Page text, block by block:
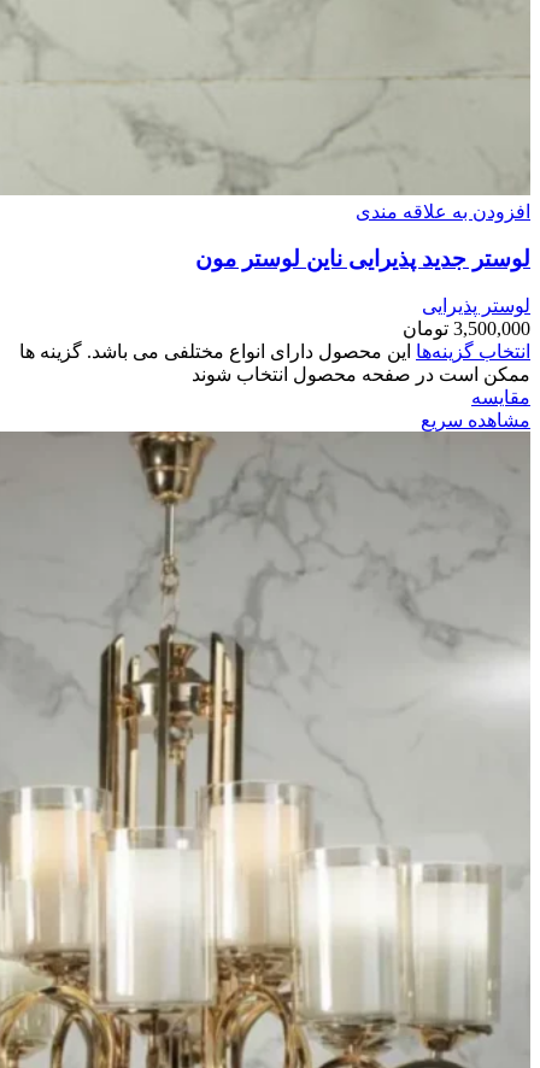
افزودن به علاقه مندی
لوستر جدید پذیرایی ناین لوستر مون
لوستر پذیرایی
3,500,000 تومان
انتخاب گزینه‌ها این محصول دارای انواع مختلفی می باشد. گزینه ها
ممکن است در صفحه محصول انتخاب شوند
مقایسه
مشاهده سریع